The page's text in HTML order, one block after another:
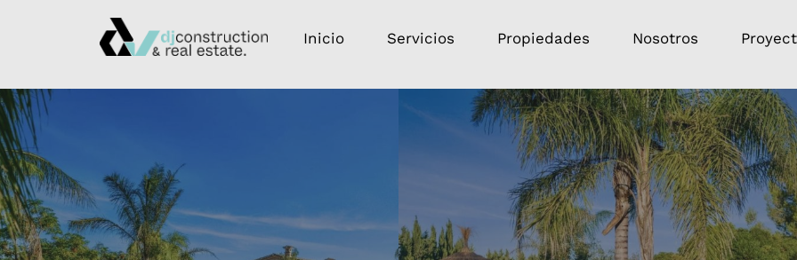
Inicio Servicios Propiedades Nosotros